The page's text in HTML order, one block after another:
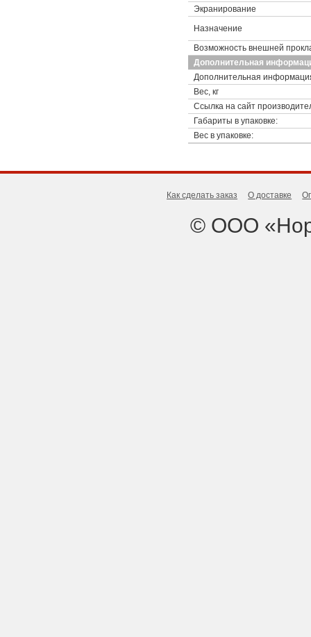
Экранирование
Назначение
Возможность внешней
Дополнительная
Дополнительная
Вес, кг
Ссылка на сайт
Габариты в упаковке:
Вес в упаковке:
Как сделать заказ О доставке
© ООО